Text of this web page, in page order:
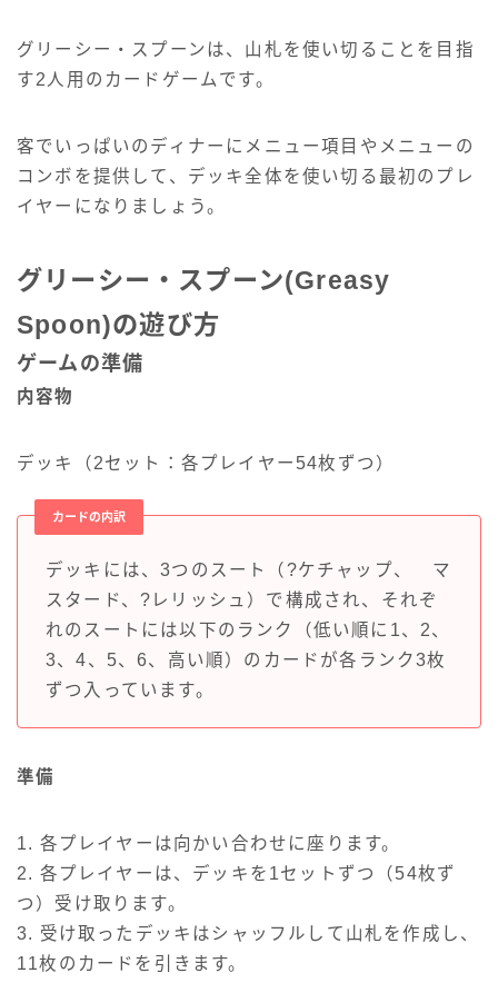
グリーシー・スプーンは、山札を使い切ることを目指
す2人用のカードゲームです。
客でいっぱいのディナーにメニュー項目やメニューの
コンボを提供して、デッキ全体を使い切る最初のプレ
イヤーになりましょう。
グリーシー・スプーン(Greasy
Spoon)の遊び方
ゲームの準備
内容物
デッキ（2セット：各プレイヤー54枚ずつ）
カードの内訳
デッキには、3つのスート（?ケチャップ、
マ
スタード、?レリッシュ）で構成され、それぞ
れのスートには以下のランク（低い順に1、2、
3、4、5、6、高い順）のカードが各ランク3枚
ずつ入っています。
準備
1. 各プレイヤーは向かい合わせに座ります。
2. 各プレイヤーは、デッキを1セットずつ（54枚ず
つ）受け取ります。
3. 受け取ったデッキはシャッフルして山札を作成し、
11枚のカードを引きます。